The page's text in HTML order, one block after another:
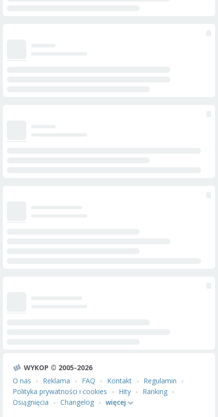
WYKOP © 2005-2026
O nas
Reklama FAQ Kontakt
Regulamin
Polityka prywatności i cookies
Hity
Ranking
Osiągnięcia
Changelog
więcej